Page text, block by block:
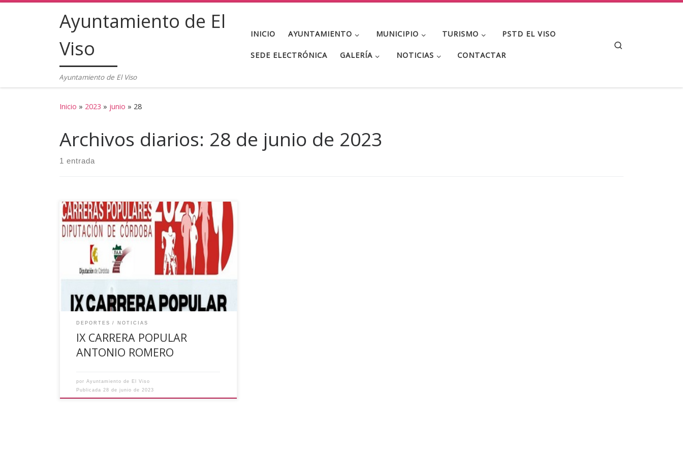
Saltar al contenidoAyuntamiento de El
Viso
Ayuntamiento de El Viso
INICIO AYUNTAMIENTO MUNICIPIO TURISMO PSTD EL VISO
SEDE ELECTRÓNICA GALERÍA NOTICIAS CONTACTAR
Inicio » 2023 » junio » 28
Archivos diarios: 28 de junio de 2023
1 entrada
Informamos a la ciudadanía de que tendrá lugar
una nueva edición de la Carrera Popular Antonio
Romero el día 21 de julio de 2023 a las 20:30h
en el Campo de Fútbol “El Retamar”. Las
inscripciones se podrán realizar desde el día 22
de junio hasta el 20 de […]
DEPORTES NOTICIAS
IX CARRERA POPULAR
ANTONIO ROMERO
porAyuntamiento de El Viso
Publicada 28 de junio de 2023